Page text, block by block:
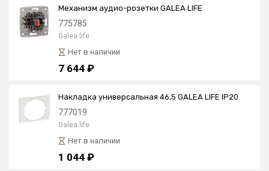
Механизм аудио-розетки GALEA LIFE
775785
Galea life
Нет в наличии
7 644 ₽
Накладка универсальная 46,5 GALEA LIFE IP20
777019
Galea life
Нет в наличии
1 044 ₽